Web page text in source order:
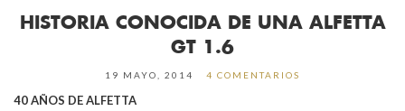
HISTORIA CONOCIDA DE UNA ALFETTA
GT 1.6
19 MAYO, 2014 4 COMENTARIOS
40 AÑOS DE ALFETTA